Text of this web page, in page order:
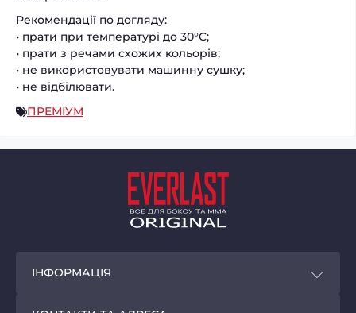
Рекомендації по догляду:
• прати при температурі до 30°C;
• прати з речами схожих кольорів;
• не використовувати машинну сушку;
• не відбілювати.
ПРЕМІУМ
ІНФОРМАЦІЯ